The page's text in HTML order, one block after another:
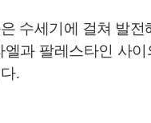
수세기에 걸쳐 발
엘과 팔레스타인 사
.